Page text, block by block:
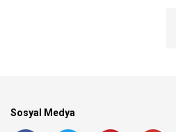
Sosyal Medya